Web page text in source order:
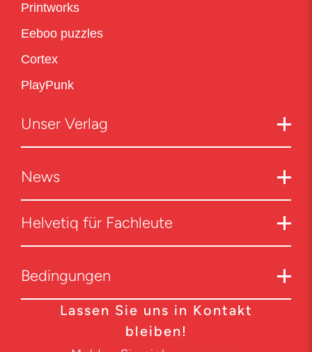
Printworks
Eeboo puzzles
Cortex
PlayPunk
Unser Verlag
News
Helvetiq für Fachleute
Bedingungen
Lassen Sie uns in Kontakt
bleiben!